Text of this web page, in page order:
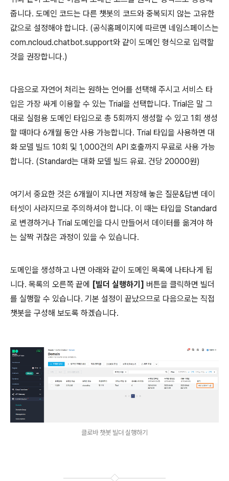
줍니다. 도메인 코드는 다른 챗봇의 코드와 중복되지 않는 고유한
값으로 설정해야 합니다. (공식홈페이지에 따르면 네임스페이스는
com.ncloud.chatbot.support와 같이 도메인 형식으로 입력할
것을 권장합니다.)
다음으로 자연어 처리는 원하는 언어를 선택해 주시고 서비스 타
입은 가장 싸게 이용할 수 있는 Trial을 선택합니다. Trial은 말 그
대로 실험용 도메인 타입으로 총 5회까지 생성할 수 있고 1회 생성
할 때마다 6개월 동안 사용 가능합니다. Trial 타입을 사용하면 대
화 모델 빌드 10회 및 1,000건의 API 호출까지 무료로 사용 가능
합니다. (Standard는 대화 모델 빌드 유료. 건당 20000원)
여기서 중요한 것은 6개월이 지나면 저장해 놓은 질문&답변 데이
터셋이 사라지므로 주의하셔야 합니다. 이 때는 타입을 Standard
로 변경하거나 Trial 도메인을 다시 만들어서 데이터를 옮겨야 하
는 살짝 귀찮은 과정이 있을 수 있습니다.
도메인을 생성하고 나면 아래와 같이 도메인 목록에 나타나게 됩
니다. 목록의 오른쪽 끝에 [빌더 실행하기] 버튼을 클릭하면 빌더
를 실행할 수 있습니다. 기본 설정이 끝났으므로 다음으로는 직접
챗봇을 구성해 보도록 하겠습니다.
클로바 챗봇 빌더 실행하기